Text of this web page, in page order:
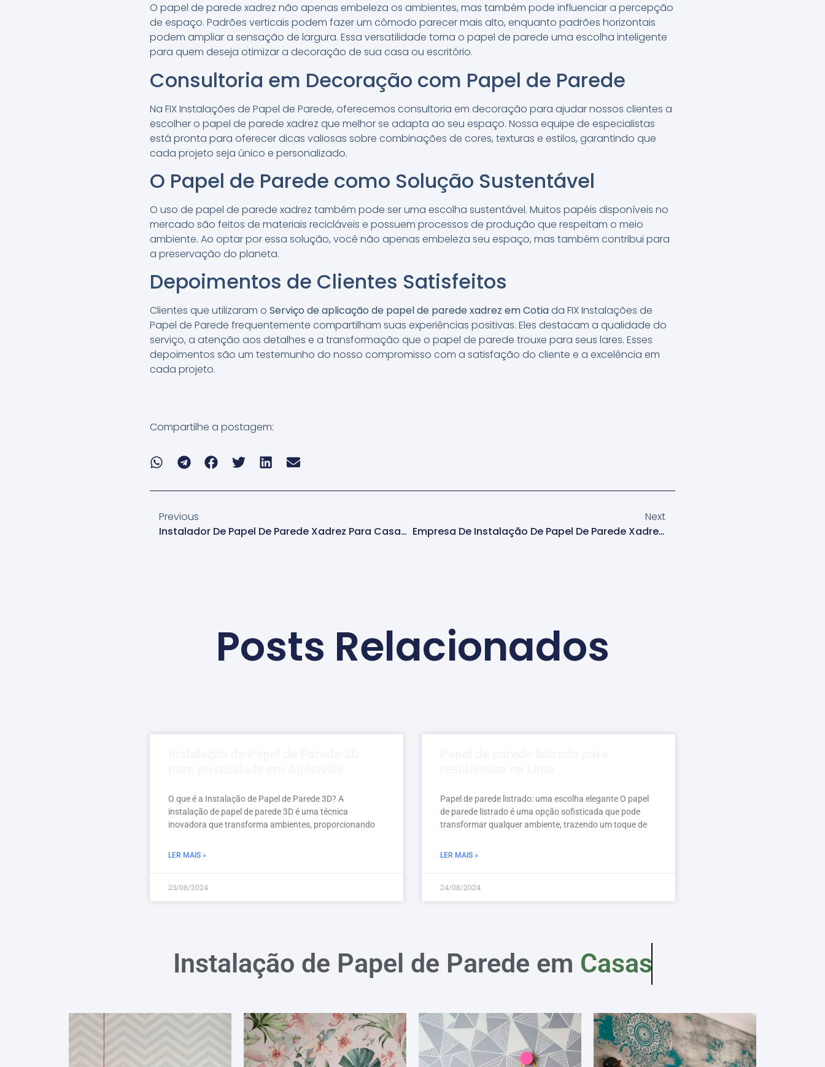
O papel de parede xadrez não apenas embeleza os ambientes, mas também pode influenciar a percepção
de espaço. Padrões verticais podem fazer um cômodo parecer mais alto, enquanto padrões horizontais
podem ampliar a sensação de largura. Essa versatilidade torna o papel de parede uma escolha inteligente
para quem deseja otimizar a decoração de sua casa ou escritório.
Consultoria em Decoração com Papel de Parede
Na FIX Instalações de Papel de Parede, oferecemos consultoria em decoração para ajudar nossos clientes a
escolher o papel de parede xadrez que melhor se adapta ao seu espaço. Nossa equipe de especialistas
está pronta para oferecer dicas valiosas sobre combinações de cores, texturas e estilos, garantindo que
cada projeto seja único e personalizado.
O Papel de Parede como Solução Sustentável
O uso de papel de parede xadrez também pode ser uma escolha sustentável. Muitos papéis disponíveis no
mercado são feitos de materiais recicláveis e possuem processos de produção que respeitam o meio
ambiente. Ao optar por essa solução, você não apenas embeleza seu espaço, mas também contribui para
a preservação do planeta.
Depoimentos de Clientes Satisfeitos
Clientes que utilizaram o Serviço de aplicação de papel de parede xadrez em Cotiada FIX Instalações de
Papel de Parede frequentemente compartilham suas experiências positivas. Eles destacam a qualidade do
serviço, a atenção aos detalhes e a transformação que o papel de parede trouxe para seus lares. Esses
depoimentos são um testemunho do nosso compromisso com a satisfação do cliente e a excelência em
cada projeto.
Compartilhe a postagem:
Previous
Instalador De Papel De Parede Xadrez Para Casas Em Cotia
Next
Empresa De Instalação De Papel De Parede Xadrez Em Cotia
Posts Relacionados
O que é a Instalação de Papel de Parede 3D? A
instalação de papel de parede 3D é uma técnica
inovadora que transforma ambientes, proporcionando
LER MAIS »
23/08/2024
Papel de parede listrado: uma escolha elegante O papel
de parede listrado é uma opção sofisticada que pode
transformar qualquer ambiente, trazendo um toque de
LER MAIS »
24/08/2024
Instalação de Papel de Parede em Casas